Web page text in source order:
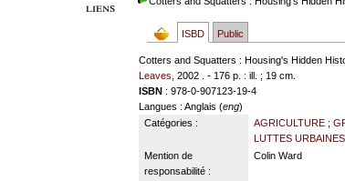
liens
ISBD Public
Cotters and Squatters : Housing's Hidden
Leaves , 2002 . - 176 p. : ill. ; 19 cm.
ISBN : 978-0-907123-19-4
Langues : Anglais (eng)
Catégories :
AGRICULTURE;
LUTTES URBAINES
Mention de
responsabilité :
Colin Ward